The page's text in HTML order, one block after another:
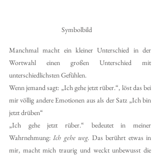
Manchmal macht ein kleiner Unterschied in der
Wortwahl einen großen Unterschied mit
unterschiedlichsten Gefühlen.
Wenn jemand sagt: „Ich gehe jetzt rüber.“, löst das bei
mir völlig andere Emotionen aus als der Satz „Ich bin
jetzt drüben“
„Ich gehe jetzt rüber.“ bedeutet in meiner
Wahrnehmung: Ich gehe weg. Das berührt etwas in
mir, macht mich traurig und weckt unbewusst die